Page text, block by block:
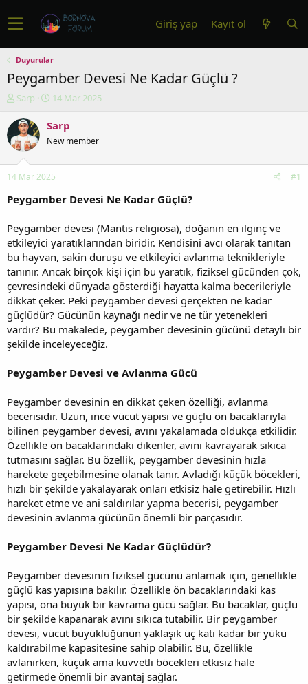
Giriş yap Kayıt ol
Duyurular
Peygamber Devesi Ne Kadar Güçlü ?
K
n
u
y
b
a
ş
t
a
n
Sarp
B
ş
a
g
ı
ç
r
i
h
i
14 Mar 2025
Sarp
New member
14 Mar 2025 #1
Peygamber Devesi Ne Kadar Güçlü?
Peygamber devesi (Mantis religiosa), doğanın en ilginç ve
etkileyici yaratıklarından biridir. Kendisini avcı olarak tanıtan
bu hayvan, sakin duruşu ve etkileyici avlanma teknikleriyle
tanınır. Ancak birçok kişi için bu yaratık, fiziksel gücünden çok,
çevresindeki dünyada gösterdiği hayatta kalma becerileriyle
dikkat çeker. Peki peygamber devesi gerçekten ne kadar
güçlüdür? Gücünün kaynağı nedir ve ne tür yetenekleri
vardır? Bu makalede, peygamber devesinin gücünü detaylı bir
şekilde inceleyeceğiz.
Peygamber Devesi ve Avlanma Gücü
Peygamber devesinin en dikkat çeken özelliği, avlanma
becerisidir. Uzun, ince vücut yapısı ve güçlü ön bacaklarıyla
bilinen peygamber devesi, avını yakalamada oldukça etkilidir.
Özellikle ön bacaklarındaki dikenler, avını kavrayarak sıkıca
tutmasını sağlar. Bu özellik, peygamber devesinin hızla
harekete geçebilmesine olanak tanır. Avladığı küçük böcekleri,
hızlı bir şekilde yakalayarak onları etkisiz hale getirebilir. Hızlı
hareket etme ve ani saldırılar yapma becerisi, peygamber
devesinin avlanma gücünün önemli bir parçasıdır.
Peygamber Devesi Ne Kadar Güçlüdür?
Peygamber devesinin fiziksel gücünü anlamak için, genellikle
güçlü kas yapısına bakılır. Özellikle ön bacaklarındaki kas
yapısı, ona büyük bir kavrama gücü sağlar. Bu bacaklar, güçlü
bir şekilde kapanarak avını sıkıca tutabilir. Bir peygamber
devesi, vücut büyüklüğünün yaklaşık üç katı kadar bir yükü
kaldırabilme kapasitesine sahip olabilir. Bu, özellikle
avlanırken, küçük ama kuvvetli böcekleri etkisiz hale
getirmede önemli bir avantaj sağlar.